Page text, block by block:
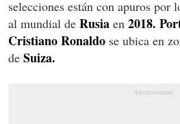
selecciones están con apuros por
al mundial de Rusia en 2018.
Cristiano Ronaldo se ubica en
de Suiza.